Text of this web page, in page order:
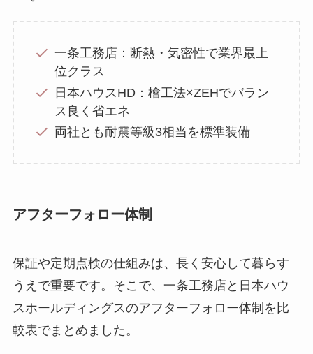
一条工務店：断熱・気密性で業界最上
位クラス
日本ハウスHD：檜工法×ZEHでバラン
ス良く省エネ
両社とも耐震等級3相当を標準装備
アフターフォロー体制
保証や定期点検の仕組みは、長く安心して暮らす
うえで重要です。そこで、一条工務店と日本ハウ
スホールディングスのアフターフォロー体制を比
較表でまとめました。